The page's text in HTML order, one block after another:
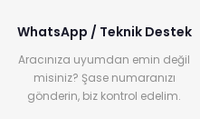
WhatsApp / Teknik Destek
Aracınıza uyumdan emin değil
misiniz? Şase numaranızı
gönderin, biz kontrol edelim.